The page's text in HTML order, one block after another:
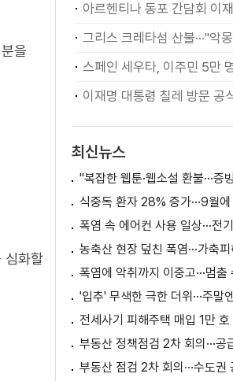
을
심화할
최신뉴스